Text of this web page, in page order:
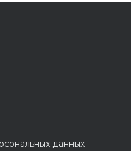
данных